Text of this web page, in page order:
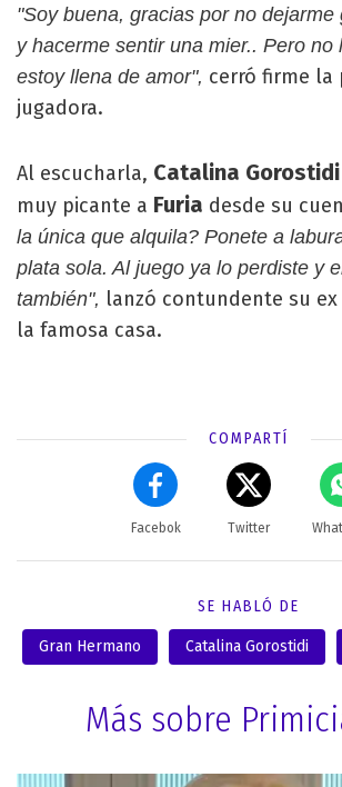
"Soy buena, gracias por no dejarme
y hacerme sentir una mier.. Pero no
estoy llena de amor", cerró firme la
jugadora.
Al escucharla, Catalina Gorostidi
muy picante a Furia desde su
la única que alquila? Ponete a
plata sola. Al juego ya lo perdiste y
también", lanzó contundente su
la famosa casa.
COMPARTÍ
Facebok Twitter
SE HABLÓ DE
Gran Hermano Catalina Gorostidi
Más sobre